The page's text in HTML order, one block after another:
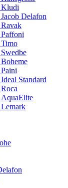
Delafon
Standard